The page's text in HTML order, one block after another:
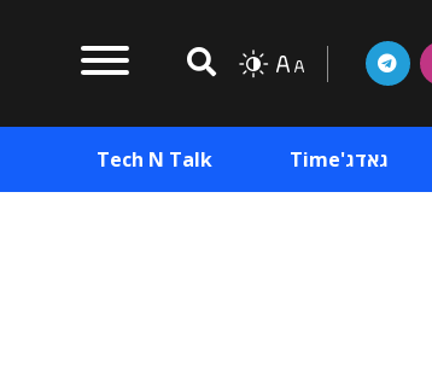
גאדג'Time Tech N Talk